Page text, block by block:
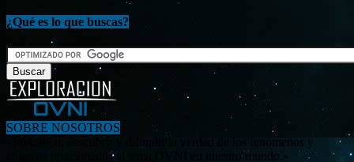
¿Qué es lo que buscas?
SOBRE NOSOTROS
«Investigar, descubrir y difundir la verdad de los fenómenos y
enigmas relacionados al tema OVNI en nuestro mundo.»